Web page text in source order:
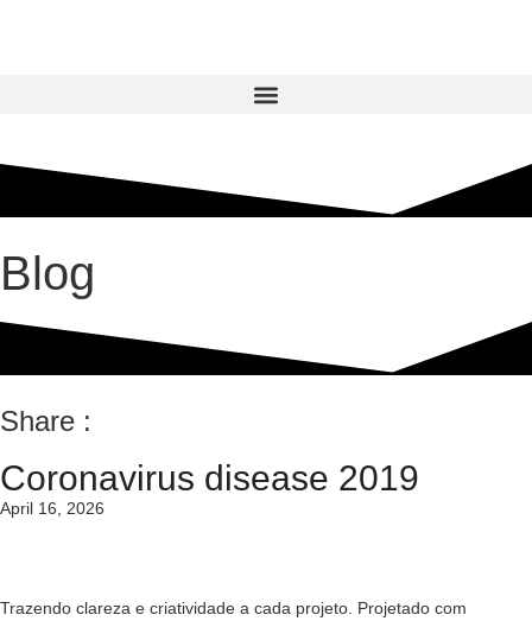
Blog
Share :
Coronavirus disease 2019
April 16, 2026
Trazendo clareza e criatividade a cada projeto. Projetado com